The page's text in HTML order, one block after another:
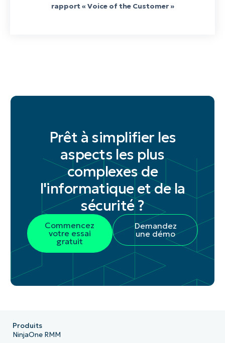
rapport « Voice of the Customer »
Prêt à simplifier les
aspects les plus
complexes de
l'informatique et de la
sécurité ?
Commencez
votre essai
gratuit
Demandez
une démo
Produits
NinjaOne RMM